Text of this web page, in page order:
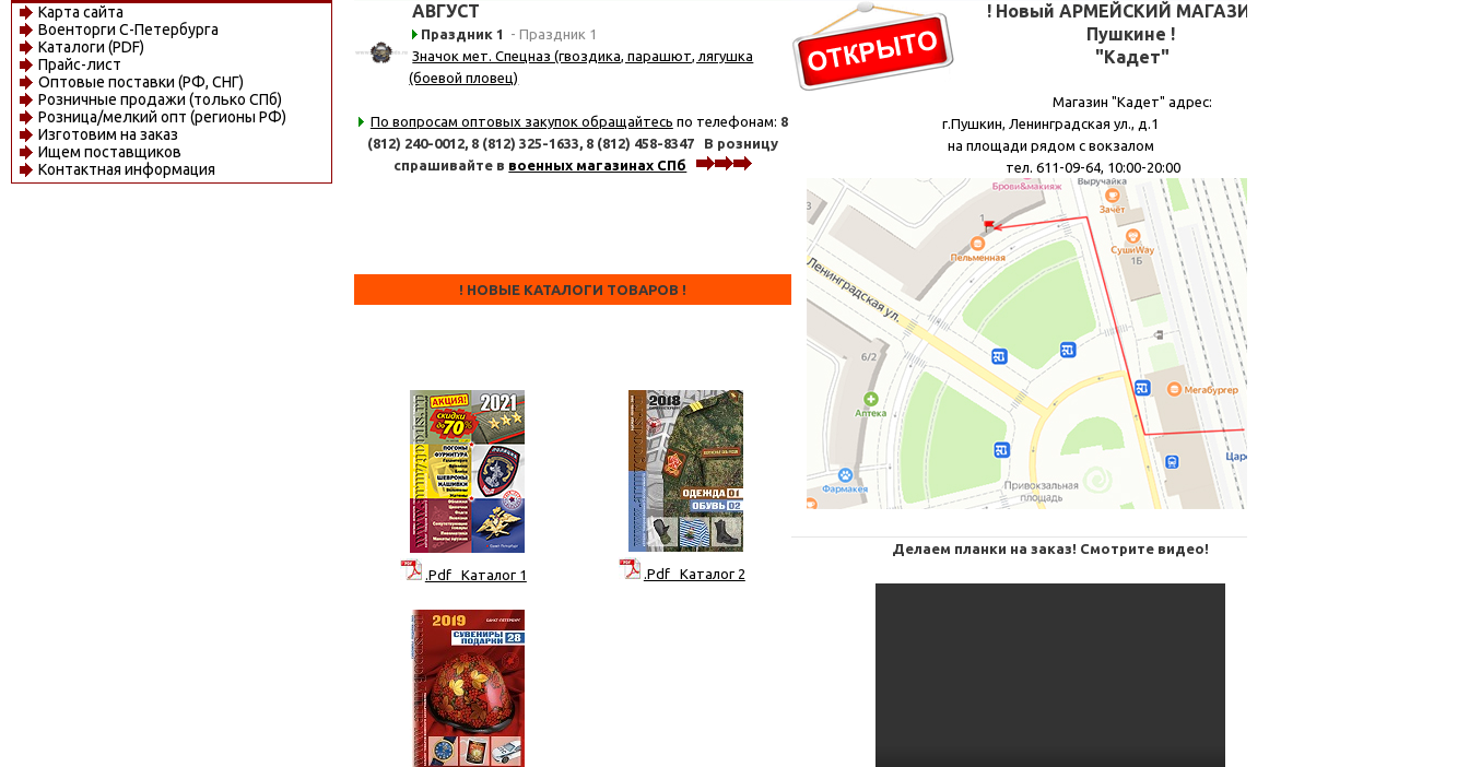
Карта сайта
Военторги С-Петербурга
Каталоги (PDF)
Прайс-лист
Оптовые поставки (РФ, СНГ)
Розничные продажи (только СПб)
Розница/мелкий опт (регионы РФ)
Изготовим на заказ
Ищем поставщиков
Контактная информация
АВГУСТ
Праздник 1 - Праздник 1
Значок мет. Спецназ (гвоздика, парашют, лягушка
(боевой пловец)
По вопросам оптовых закупок обращайтесь по телефонам: 8
(812) 240-0012, 8 (812) 325-1633, 8 (812) 458-8347
В розницу
спрашивайте в военных магазинах СПб
! Новый АРМЕЙСКИЙ МАГАЗИН в
Пушкине !
"Кадет"
Магазин "Кадет" адрес:
г.Пушкин, Ленинградская ул., д.1
на площади рядом с вокзалом
тел. 611-09-64, 10:00-20:00
Делаем планки на заказ! Смотрите видео!
! НОВЫЕ КАТАЛОГИ ТОВАРОВ !
.Pdf Каталог 1 .Pdf Каталог 2